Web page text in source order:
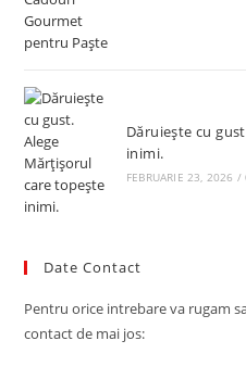
Dăruiește cu
inimi.
FEBRUARIE 23, 2026 /
Date Contact
Pentru orice intrebare va rugam
contact de mai jos: